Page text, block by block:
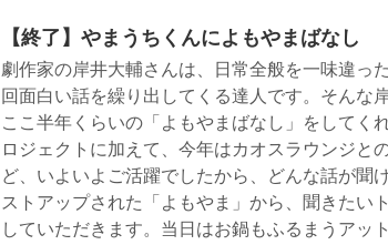
【終了】やまうちくんによもやまばなし
劇作家の岸井大輔さんは、日常全般を一味違っ
回面白い話を繰り出してくる達人です。そんな
ここ半年くらいの「よもやまばなし」をしてく
ロジェクトに加えて、今年はカオスラウンジと
ど、いよいよご活躍でしたから、どんな話が聞
ストアップされた「よもやま」から、聞きたい
していただきます。当日はお鍋もふるまうアッ